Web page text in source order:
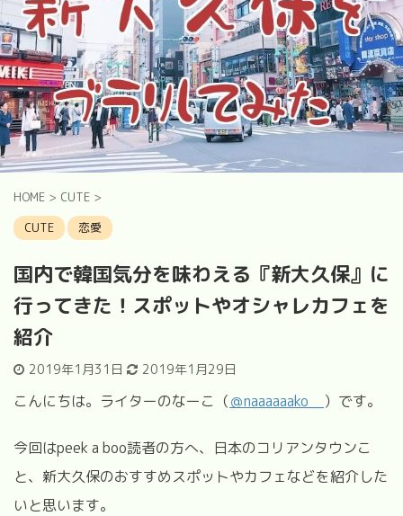
HOME > CUTE >
CUTE
恋愛
国内で韓国気分を味わえる『新大久保』に
行ってきた！スポットやオシャレカフェを
紹介
2019年1月31日 2019年1月29日
こんにちは。ライターのなーこ（＠naaaaaako__ ）です。
今回はpeek a boo読者の方へ、日本のコリアンタウンこ
と、新大久保のおすすめスポットやカフェなどを紹介した
いと思います。